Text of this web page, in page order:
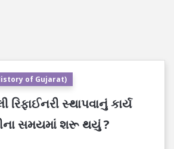
of Gujarat)
રિફાઈનરી સ્થાપવાનું કાર્ય
સમયમાં શરૂ થયું ?